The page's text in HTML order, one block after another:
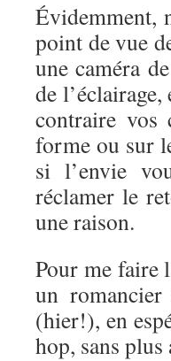
Évidemment,
point de vue
une caméra
de
contraire vos
forme ou sur
si l’envie
réclamer le
une raison.
Pour me faire
un
(hier!), en
hop, sans